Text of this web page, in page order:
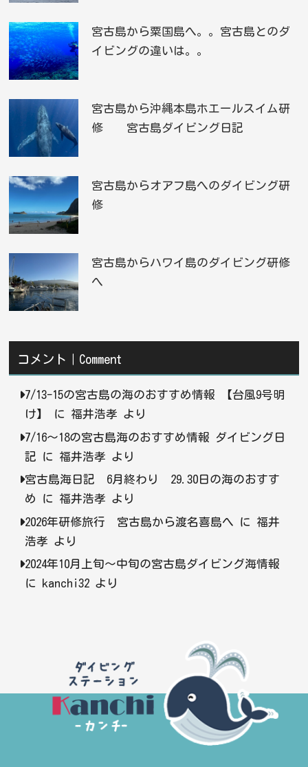
宮古島から粟国島へ。。宮古島とのダ
イビングの違いは。。
宮古島から沖縄本島ホエールスイム研
修 宮古島ダイビング日記
宮古島からオアフ島へのダイビング研
修
宮古島からハワイ島のダイビング研修
へ
コメント｜Comment
7/13-15の宮古島の海のおすすめ情報 【台風9号明
け】
に 福井浩孝 より
7/16〜18の宮古島海のおすすめ情報 ダイビング日
記 に 福井浩孝 より
宮古島海日記 6月終わり 29.30日の海のおすす
め
に 福井浩孝 より
2026年研修旅行 宮古島から渡名喜島へ に 福井
浩孝 より
2024年10月上旬〜中旬の宮古島ダイビング海情報
に kanchi32 より